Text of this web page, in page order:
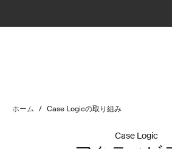
ホーム / Case Logicの取り組み
Case Logic